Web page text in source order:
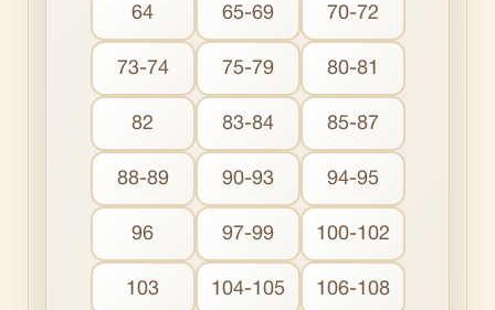
64 65-69 70-72
73-74 75-79 80-81
82 83-84 85-87
88-89 90-93 94-95
96 97-99 100-102
103 104-105 106-108